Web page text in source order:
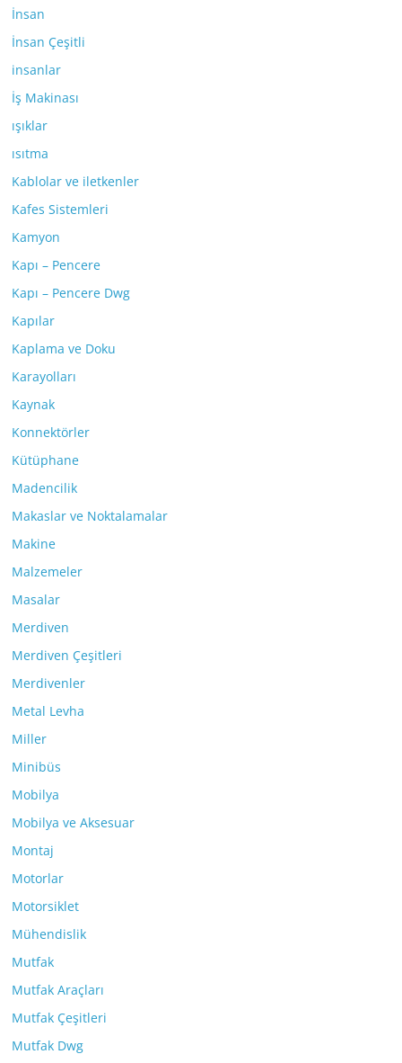
İnsan
İnsan Çeşitli
insanlar
İş Makinası
ışıklar
ısıtma
Kablolar ve iletkenler
Kafes Sistemleri
Kamyon
Kapı – Pencere
Kapı – Pencere Dwg
Kapılar
Kaplama ve Doku
Karayolları
Kaynak
Konnektörler
Kütüphane
Madencilik
Makaslar ve Noktalamalar
Makine
Malzemeler
Masalar
Merdiven
Merdiven Çeşitleri
Merdivenler
Metal Levha
Miller
Minibüs
Mobilya
Mobilya ve Aksesuar
Montaj
Motorlar
Motorsiklet
Mühendislik
Mutfak
Mutfak Araçları
Mutfak Çeşitleri
Mutfak Dwg